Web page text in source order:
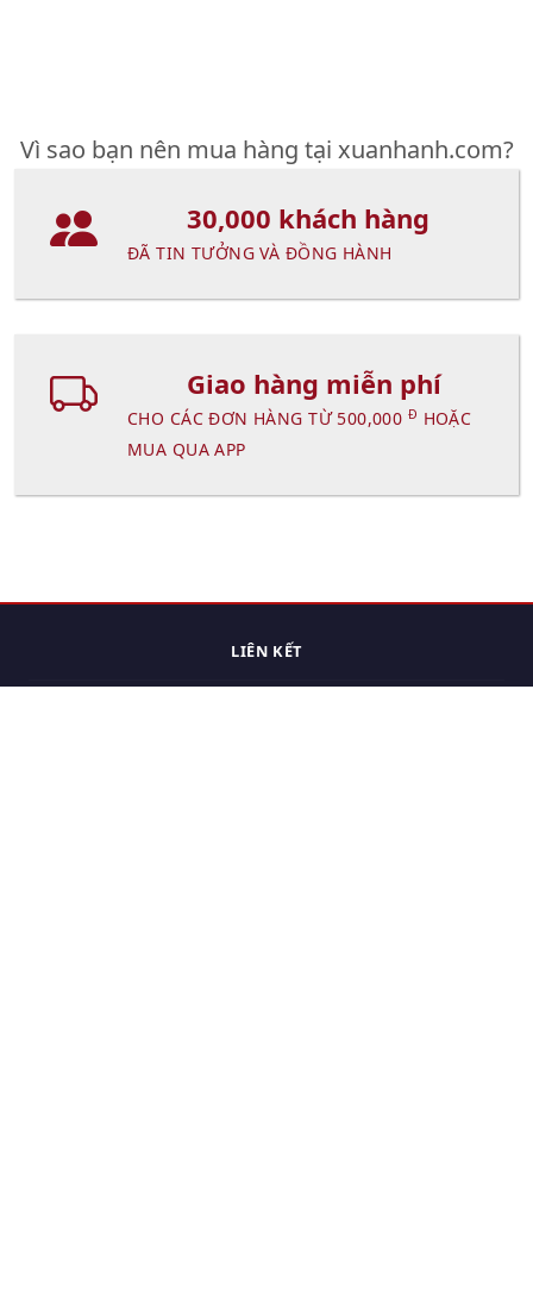
Vì sao bạn nên mua hàng tại xuanhanh.com?
30,000 khách hàng
ĐÃ TIN TƯỞNG VÀ ĐỒNG HÀNH
Giao hàng miễn phí
CHO CÁC ĐƠN HÀNG TỪ 500,000 Đ HOẶC
MUA QUA APP
LIÊN KẾT